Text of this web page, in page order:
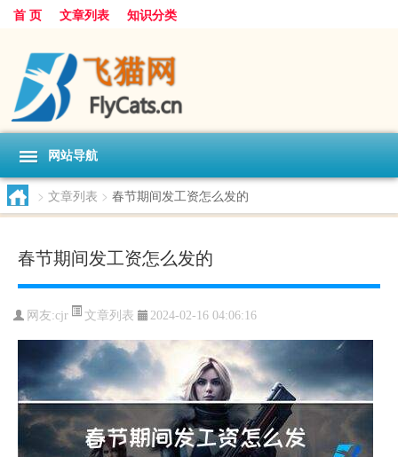
首 页 文章列表 知识分类
网站导航
> 文章列表 > 春节期间发工资怎么发的
春节期间发工资怎么发的
网友:cjr 文章列表 2024-02-16 04:06:16